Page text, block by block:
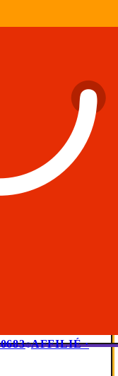
AFFILIÉ ·